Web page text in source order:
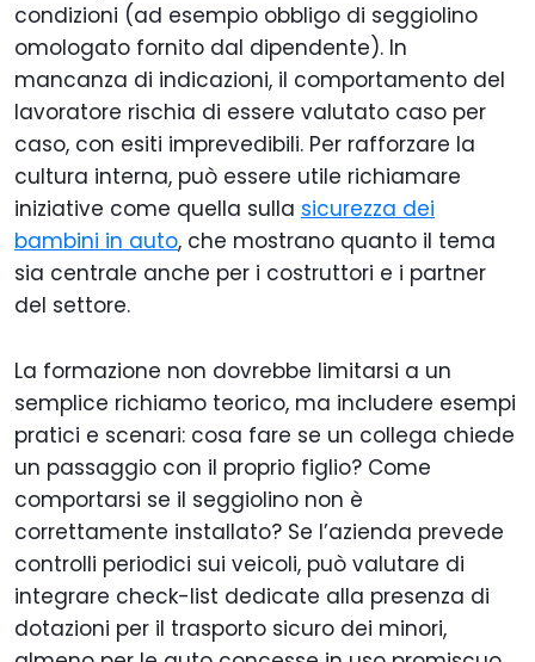
condizioni (ad esempio obbligo di seggiolino
omologato fornito dal dipendente). In
mancanza di indicazioni, il comportamento del
lavoratore rischia di essere valutato caso per
caso, con esiti imprevedibili. Per rafforzare la
cultura interna, può essere utile richiamare
iniziative come quella sulla sicurezza dei
bambini in auto, che mostrano quanto il tema
sia centrale anche per i costruttori e i partner
del settore.
La formazione non dovrebbe limitarsi a un
semplice richiamo teorico, ma includere esempi
pratici e scenari: cosa fare se un collega chiede
un passaggio con il proprio figlio? Come
comportarsi se il seggiolino non è
correttamente installato? Se l’azienda prevede
controlli periodici sui veicoli, può valutare di
integrare check-list dedicate alla presenza di
dotazioni per il trasporto sicuro dei minori,